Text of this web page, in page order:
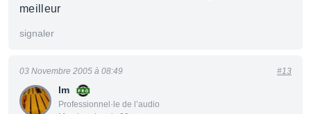
meilleur
signaler
lm
Professionnel·le de l’audio
03 Novembre 2005 à 08:49 #13